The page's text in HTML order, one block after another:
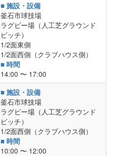
■ 施設・設備
釜石市球技場
ラグビー場（人工芝グラウンド
ピッチ）
1/2面東側
1/2面西側（クラブハウス側）
■ 時間
14:00 〜 17:00
■ 施設・設備
釜石市球技場
ラグビー場（人工芝グラウンド
ピッチ）
1/2面西側（クラブハウス側）
■ 時間
10:00 〜 12:00